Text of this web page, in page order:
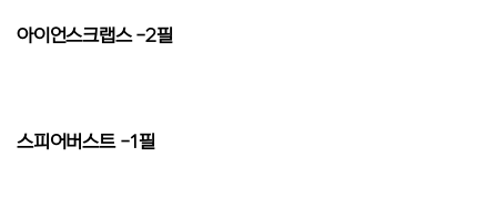
아이언스크랩스 -2필
스피어버스트 -1필